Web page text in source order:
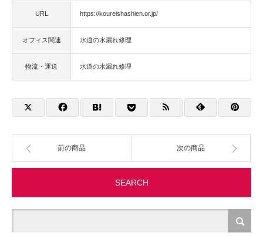
URL https://koureishashien.or.jp/
オフィス関連 水道の水漏れ修理
物流・運送 水道の水漏れ修理
前の商品 次の商品
SEARCH
店舗・建築
物流・運送
事務